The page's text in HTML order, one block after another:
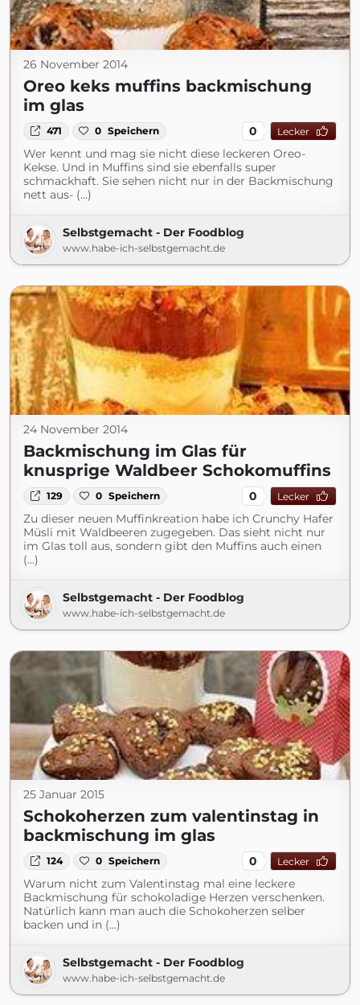
26 November 2014
Oreo keks muffins backmischung
im glas
471 0 Speichern 0 Lecker
Wer kennt und mag sie nicht diese leckeren Oreo-
Kekse. Und in Muffins sind sie ebenfalls super
schmackhaft. Sie sehen nicht nur in der Backmischung
nett aus- (...)
Selbstgemacht - Der Foodblog
www.habe-ich-selbstgemacht.de
24 November 2014
Backmischung im Glas für
knusprige Waldbeer Schokomuffins
129 0 Speichern 0 Lecker
Zu dieser neuen Muffinkreation habe ich Crunchy Hafer
Müsli mit Waldbeeren zugegeben. Das sieht nicht nur
im Glas toll aus, sondern gibt den Muffins auch einen
(...)
Selbstgemacht - Der Foodblog
www.habe-ich-selbstgemacht.de
25 Januar 2015
Schokoherzen zum valentinstag in
backmischung im glas
124 0 Speichern 0 Lecker
Warum nicht zum Valentinstag mal eine leckere
Backmischung für schokoladige Herzen verschenken.
Natürlich kann man auch die Schokoherzen selber
backen und in (...)
Selbstgemacht - Der Foodblog
www.habe-ich-selbstgemacht.de